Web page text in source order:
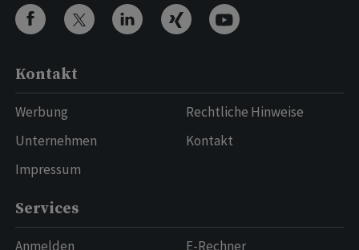
Kontakt
Werbung
Unternehmen
Impressum
Rechtliche Hinweise
Kontakt
Services
Anmelden
E-Rechner